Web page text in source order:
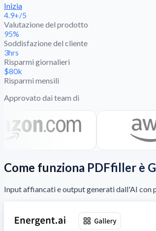
Inizia
4.9+/5
Valutazione del prodotto
95%
Soddisfazione del cliente
3hrs
Risparmi giornalieri
$80k
Risparmi mensili
Approvato dai team di
Come funziona PDFfiller è
Input affiancati e output generati dall'AI con